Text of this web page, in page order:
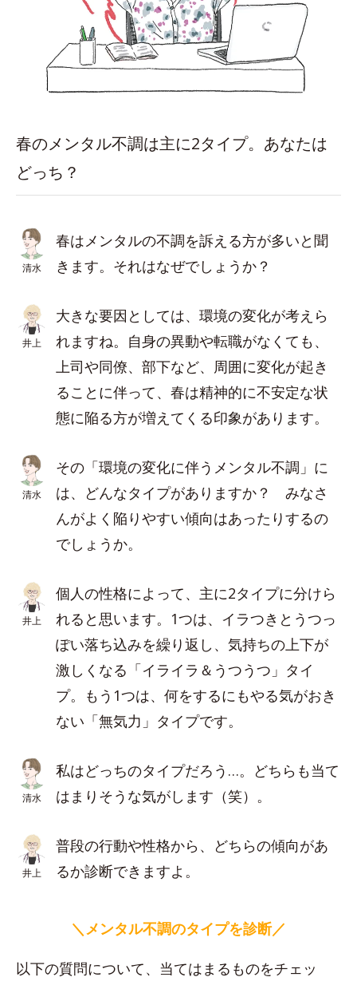
春のメンタル不調は主に2タイプ。あなたは
どっち？
清水
春はメンタルの不調を訴える方が多いと聞
きます。それはなぜでしょうか？
井上
大きな要因としては、環境の変化が考えら
れますね。自身の異動や転職がなくても、
上司や同僚、部下など、周囲に変化が起き
ることに伴って、春は精神的に不安定な状
態に陥る方が増えてくる印象があります。
清水
その「環境の変化に伴うメンタル不調」に
は、どんなタイプがありますか？ みなさ
んがよく陥りやすい傾向はあったりするの
でしょうか。
井上
個人の性格によって、主に2タイプに分けら
れると思います。1つは、イラつきとうつっ
ぽい落ち込みを繰り返し、気持ちの上下が
激しくなる「イライラ＆うつうつ」タイ
プ。もう1つは、何をするにもやる気がおき
ない「無気力」タイプです。
清水
私はどっちのタイプだろう…。どちらも当て
はまりそうな気がします（笑）。
井上
普段の行動や性格から、どちらの傾向があ
るか診断できますよ。
＼メンタル不調のタイプを診断／
以下の質問について、当てはまるものをチェッ